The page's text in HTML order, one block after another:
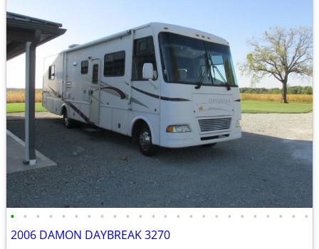
• • • • • • • • • • • • • • • • • • • • • • • •
2006 DAMON DAYBREAK 3270